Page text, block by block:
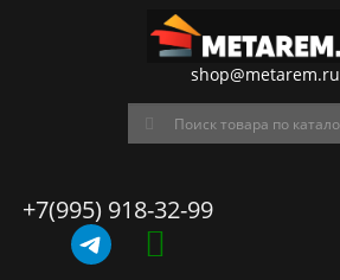
shop@metarem.ru
+7(995) 918-32-99